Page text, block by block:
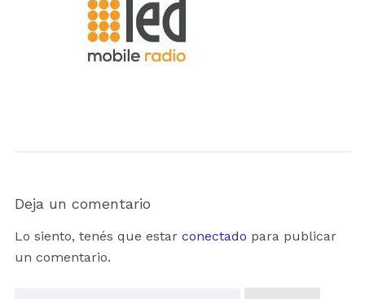
Deja un comentario
Lo siento, tenés que estar conectado para publicar
un comentario.